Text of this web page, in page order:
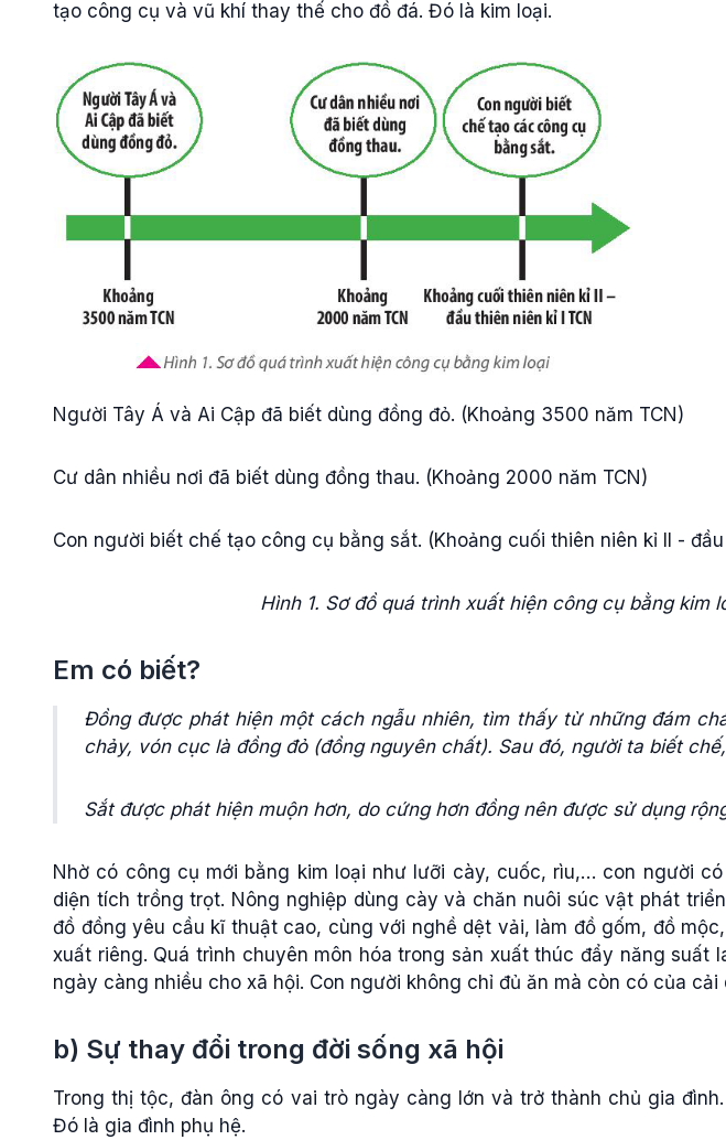
tạo công cụ và vũ khí thay thế cho đồ đá. Đó là kim loại.
Người Tây Á và Ai Cập đã biết dùng đồng đỏ. (Khoảng 3500 năm TCN)
Cư dân nhiều nơi đã biết dùng đồng thau. (Khoảng 2000 năm TCN)
Con người biết chế tạo công cụ bằng sắt. (Khoảng cuối thiên niên kỉ II -
Hình 1. Sơ đồ quá trình xuất hiện công cụ bằng kim
Em có biết?
Đồng được phát hiện một cách ngẫu nhiên, tìm thấy từ những đám
chảy, vón cục là đồng đỏ (đồng nguyên chất). Sau đó, người ta biết
Sắt được phát hiện muộn hơn, do cứng hơn đồng nên được sử dụng
Nhờ có công cụ mới bằng kim loại như lưỡi cày, cuốc, rìu,… con người
diện tích trồng trọt. Nông nghiệp dùng cày và chăn nuôi súc vật phát
đồ đồng yêu cầu kĩ thuật cao, cùng với nghề dệt vải, làm đồ gốm, đồ
xuất riêng. Quá trình chuyên môn hóa trong sản xuất thúc đẩy năng suất
ngày càng nhiều cho xã hội. Con người không chỉ đủ ăn mà còn có của cải
b) Sự thay đổi trong đời sống xã hội
Trong thị tộc, đàn ông có vai trò ngày càng lớn và trở thành chủ gia
Đó là gia đình phụ hệ.